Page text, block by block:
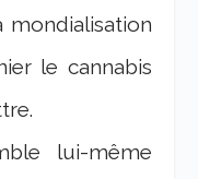
mondialisation
le cannabis
lui-même